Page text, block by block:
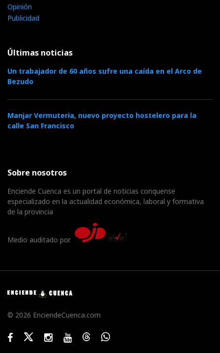
Opinión
Publicidad
Últimas noticias
Un trabajador de 60 años sufre una caída en el Arco de
Bezudo
Manjar Vermuteria, nuevo proyecto hostelero para la
calle San Francisco
Sobre nosotros
Enciende Cuenca es un portal de noticias conquense
especializado en la actualidad económica, laboral y formativa
de la provincia
Medio auditado por
© 2026 EnciendeCuenca.com
FacebookTwitterInstagramYoutubeThreadsWhatsApp